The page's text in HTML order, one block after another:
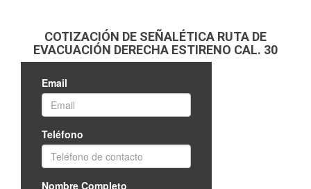
COTIZACIÓN DE SEÑALÉTICA RUTA DE
EVACUACIÓN DERECHA ESTIRENO CAL. 30